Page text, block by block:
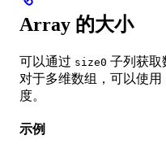
Array 的大小
可以通过 size0 子列获取
对于多维数组，可以使用
度。
示例